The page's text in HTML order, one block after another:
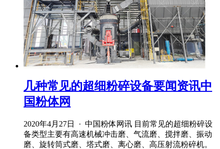
几种常见的超细粉碎设备要闻资讯中
国粉体网
2020年4月27日 · 中国粉体网讯 目前常见的超细粉碎设
备类型主要有高速机械冲击磨、气流磨、搅拌磨、振动
磨、旋转筒式磨、塔式磨、离心磨、高压射流粉碎机。